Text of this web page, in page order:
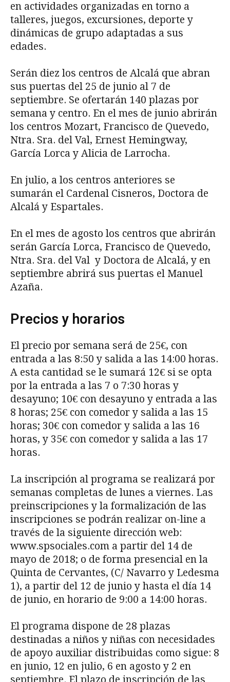
en actividades organizadas en torno a
talleres, juegos, excursiones, deporte y
dinámicas de grupo adaptadas a sus
edades.
Serán diez los centros de Alcalá que abran
sus puertas del 25 de junio al 7 de
septiembre. Se ofertarán 140 plazas por
semana y centro. En el mes de junio abrirán
los centros Mozart, Francisco de Quevedo,
Ntra. Sra. del Val, Ernest Hemingway,
García Lorca y Alicia de Larrocha.
En julio, a los centros anteriores se
sumarán el Cardenal Cisneros, Doctora de
Alcalá y Espartales.
En el mes de agosto los centros que abrirán
serán García Lorca, Francisco de Quevedo,
Ntra. Sra. del Val y Doctora de Alcalá, y en
septiembre abrirá sus puertas el Manuel
Azaña.
Precios y horarios
El precio por semana será de 25€, con
entrada a las 8:50 y salida a las 14:00 horas.
A esta cantidad se le sumará 12€ si se opta
por la entrada a las 7 o 7:30 horas y
desayuno; 10€ con desayuno y entrada a las
8 horas; 25€ con comedor y salida a las 15
horas; 30€ con comedor y salida a las 16
horas, y 35€ con comedor y salida a las 17
horas.
La inscripción al programa se realizará por
semanas completas de lunes a viernes. Las
preinscripciones y la formalización de las
inscripciones se podrán realizar on-line a
través de la siguiente dirección web:
www.spsociales.com a partir del 14 de
mayo de 2018; o de forma presencial en la
Quinta de Cervantes, (C/ Navarro y Ledesma
1), a partir del 12 de junio y hasta el día 14
de junio, en horario de 9:00 a 14:00 horas.
El programa dispone de 28 plazas
destinadas a niños y niñas con necesidades
de apoyo auxiliar distribuidas como sigue: 8
en junio, 12 en julio, 6 en agosto y 2 en